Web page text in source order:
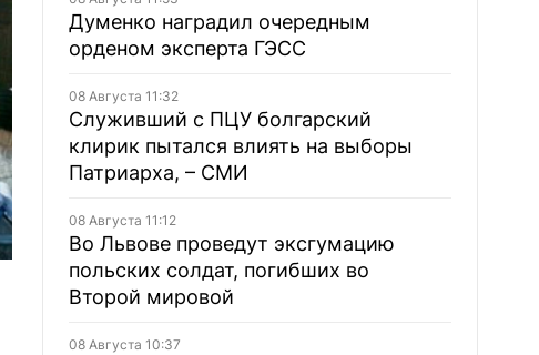
Думенко наградил очередным
орденом эксперта ГЭСС
08 Августа 11:32
Служивший с ПЦУ болгарский
клирик пытался влиять на выборы
Патриарха, – СМИ
08 Августа 11:12
Во Львове проведут эксгумацию
польских солдат, погибших во
Второй мировой
08 Августа 10:37